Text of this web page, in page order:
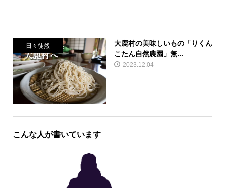
日々徒然
大鹿村の美味しいもの「りくん
こたん自然農園」無...
2023.12.04
こんな人が書いています